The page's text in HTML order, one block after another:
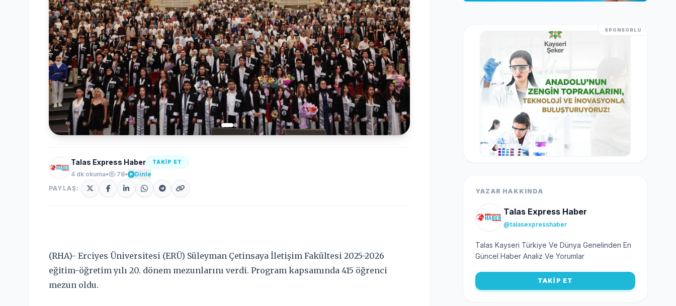
Talas Express Haber TAKİP ET
4 dk okuma• 78•
Dinle
PAYLAŞ:
(RHA)- Erciyes Üniversitesi (ERÜ) Süleyman Çetinsaya İletişim Fakültesi 2025-2026
eğitim-öğretim yılı 20. dönem mezunlarını verdi. Program kapsamında 415 öğrenci
mezun oldu.
SPONSORLU
YAZAR HAKKINDA
Talas Express Haber
@talasexpresshaber
Talas Kayseri Türkiye Ve Dünya Genelinden En
Güncel Haber Analiz Ve Yorumlar
TAKİP ET